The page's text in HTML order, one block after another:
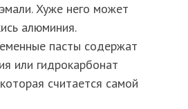
Хуже него может
алюминия.
пасты содержат
или гидрокарбонат
считается самой